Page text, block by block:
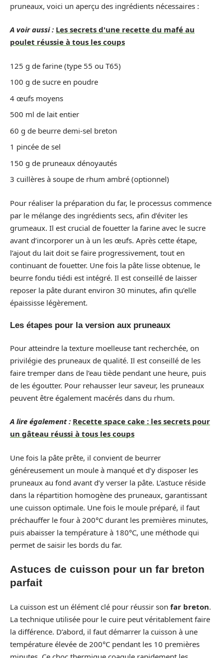
pruneaux, voici un aperçu des ingrédients nécessaires :
A voir aussi : Les secrets d'une recette du mafé au
poulet réussie à tous les coups
125 g de farine (type 55 ou T65)
100 g de sucre en poudre
4 œufs moyens
500 ml de lait entier
60 g de beurre demi-sel breton
1 pincée de sel
150 g de pruneaux dénoyautés
3 cuillères à soupe de rhum ambré (optionnel)
Pour réaliser la préparation du far, le processus commence
par le mélange des ingrédients secs, afin d’éviter les
grumeaux. Il est crucial de fouetter la farine avec le sucre
avant d’incorporer un à un les œufs. Après cette étape,
l’ajout du lait doit se faire progressivement, tout en
continuant de fouetter. Une fois la pâte lisse obtenue, le
beurre fondu tiédi est intégré. Il est conseillé de laisser
reposer la pâte durant environ 30 minutes, afin qu’elle
épaississe légèrement.
Les étapes pour la version aux pruneaux
Pour atteindre la texture moelleuse tant recherchée, on
privilégie des pruneaux de qualité. Il est conseillé de les
faire tremper dans de l’eau tiède pendant une heure, puis
de les égoutter. Pour rehausser leur saveur, les pruneaux
peuvent être également macérés dans du rhum.
A lire également : Recette space cake : les secrets pour
un gâteau réussi à tous les coups
Une fois la pâte prête, il convient de beurrer
généreusement un moule à manqué et d’y disposer les
pruneaux au fond avant d’y verser la pâte. L’astuce réside
dans la répartition homogène des pruneaux, garantissant
une cuisson optimale. Une fois le moule préparé, il faut
préchauffer le four à 200°C durant les premières minutes,
puis abaisser la température à 180°C, une méthode qui
permet de saisir les bords du far.
Astuces de cuisson pour un far breton
parfait
La cuisson est un élément clé pour réussir son far breton.
La technique utilisée pour le cuire peut véritablement faire
la différence. D’abord, il faut démarrer la cuisson à une
température élevée de 200°C pendant les 10 premières